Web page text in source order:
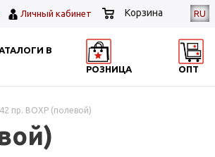
RU
Личный кабинет Корзина
В
РОЗНИЦА ОПТ
пр. ВОХР (полевой)